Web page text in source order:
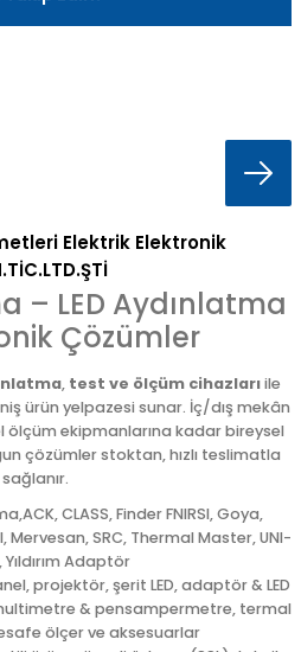
Elektrik Elektronik
– LED Aydınlatma
Çözümler
, test ve ölçüm cihazlarıile
ürün yelpazesi sunar. İç/dış mekân
ekipmanlarına kadar bireysel
çözümler stoktan, hızlı teslimatla
sağlanır.
CLASS, Finder FNIRSI, Goya,
Mervesan, SRC, Thermal Master, UNI-
Yıldırım Adaptör
projektör, şerit LED, adaptör & LED
& pensampermetre, termal
ölçer ve aksesuarlar